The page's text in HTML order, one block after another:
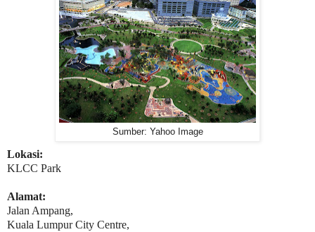
Sumber: Yahoo Image
Lokasi:
KLCC Park
Alamat:
Jalan Ampang,
Kuala Lumpur City Centre,